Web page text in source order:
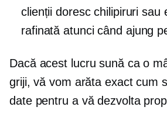
clienții doresc chilipiruri sau
rafinată atunci când ajung
Dacă acest lucru sună ca o
griji, vă vom arăta exact cum
date pentru a vă dezvolta